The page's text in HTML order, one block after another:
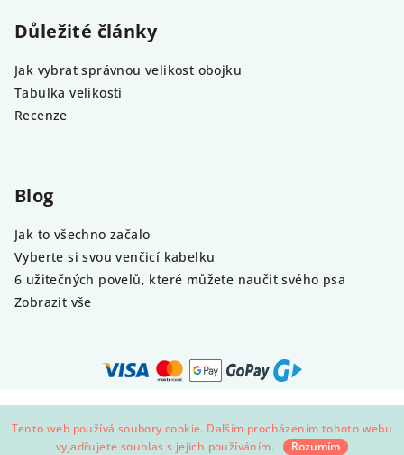
Tento web používá soubory cookie. Dalším procházením tohoto webu
vyjadřujete souhlas s jejich používáním.
Rozumím
Důležité články
Jak vybrat správnou velikost obojku
Tabulka velikosti
Recenze
Blog
Jak to všechno začalo
Vyberte si svou venčicí kabelku
6 užitečných povelů, které můžete naučit svého psa
Zobrazit vše
Copyright 2026Demeven. Všechna práva vyhrazena.
Vytvořil Shoptet